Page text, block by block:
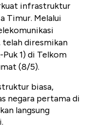
infrastruktur
Timur. Melalui
diresmikan
1) di Telkom
(8/5).
biasa,
negara pertama di
langsung